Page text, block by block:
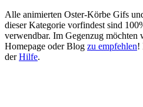
Alle animierten Oster-Körbe Gifs
dieser Kategorie vorfindest sind
verwendbar. Im Gegenzug
Homepage oder Blog zu empfehlen!
derHilfe.